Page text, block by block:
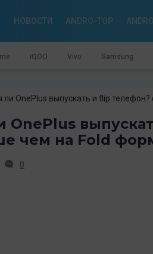
НОВОСТИ ANDRO-TOP
iQOO Vivo Samsung
ли OnePlus выпускать и flip
OnePlus
чем на Fold
0